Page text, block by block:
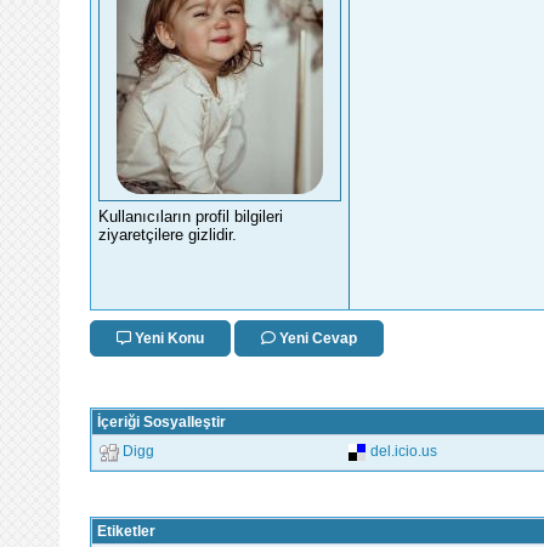
Kullanıcıların profil bilgileri
ziyaretçilere gizlidir.
Yeni Konu Yeni Cevap
İçeriği Sosyalleştir
Digg del.icio.us
Etiketler